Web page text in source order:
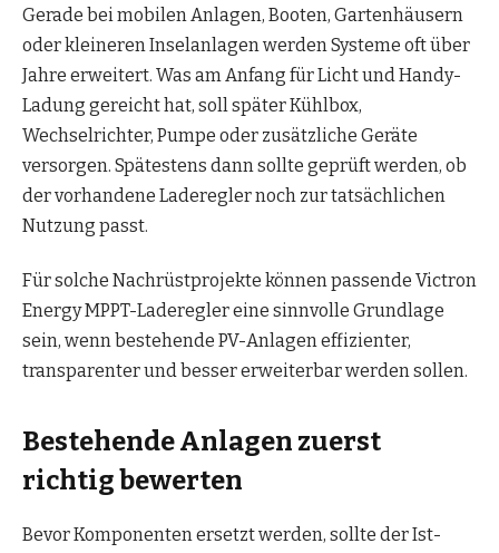
Gerade bei mobilen Anlagen, Booten, Gartenhäusern
oder kleineren Inselanlagen werden Systeme oft über
Jahre erweitert. Was am Anfang für Licht und Handy-
Ladung gereicht hat, soll später Kühlbox,
Wechselrichter, Pumpe oder zusätzliche Geräte
versorgen. Spätestens dann sollte geprüft werden, ob
der vorhandene Laderegler noch zur tatsächlichen
Nutzung passt.
Für solche Nachrüstprojekte können passende Victron
Energy MPPT-Laderegler eine sinnvolle Grundlage
sein, wenn bestehende PV-Anlagen effizienter,
transparenter und besser erweiterbar werden sollen.
Bestehende Anlagen zuerst
richtig bewerten
Bevor Komponenten ersetzt werden, sollte der Ist-